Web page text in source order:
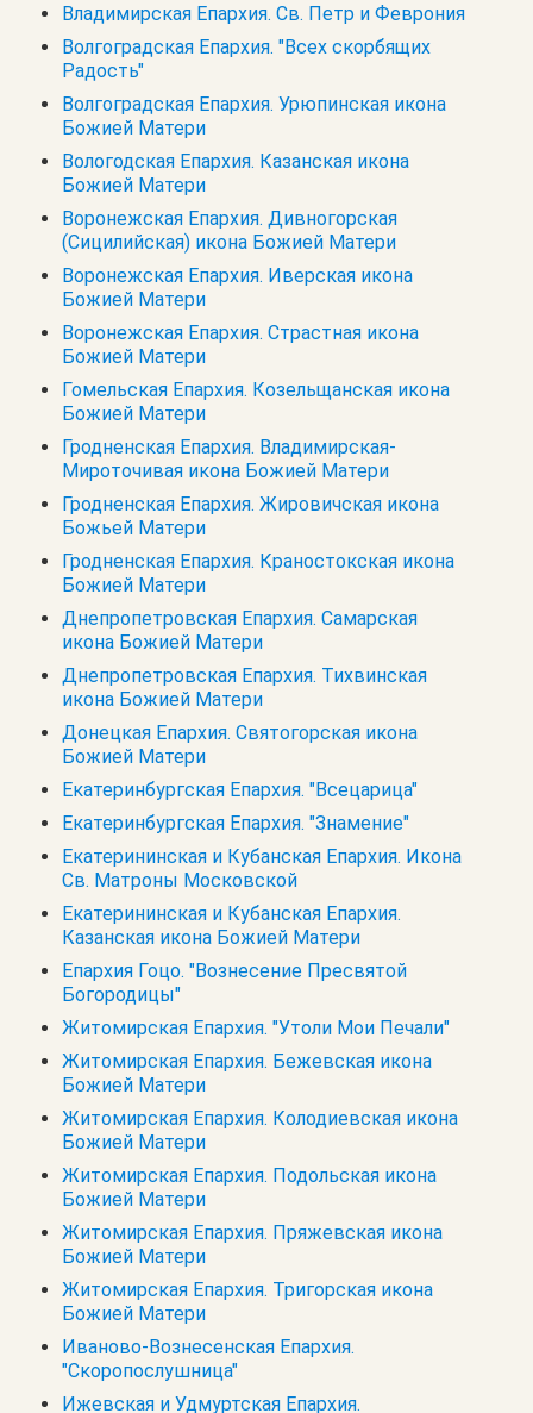
Владимирская Епархия. Св. Петр и Феврония
Волгоградская Епархия. "Всех скорбящих
Радость"
Волгоградская Епархия. Урюпинская икона
Божией Матери
Вологодская Епархия. Казанская икона
Божией Матери
Воронежская Епархия. Дивногорская
(Сицилийская) икона Божией Матери
Воронежская Епархия. Иверская икона
Божией Матери
Воронежская Епархия. Страстная икона
Божией Матери
Гомельская Епархия. Козельщанская икона
Божией Матери
Гродненская Епархия. Владимирская-
Мироточивая икона Божией Матери
Гродненская Епархия. Жировичская икона
Божьей Матери
Гродненская Епархия. Краностокская икона
Божией Матери
Днепропетровская Епархия. Самарская
икона Божией Матери
Днепропетровская Епархия. Тихвинская
икона Божией Матери
Донецкая Епархия. Святогорская икона
Божией Матери
Екатеринбургская Епархия. "Всецарица"
Екатеринбургская Епархия. "Знамение"
Екатерининская и Кубанская Епархия. Икона
Св. Матроны Московской
Екатерининская и Кубанская Епархия.
Казанская икона Божией Матери
Епархия Гоцо. "Вознесение Пресвятой
Богородицы"
Житомирская Епархия. "Утоли Мои Печали"
Житомирская Епархия. Бежевская икона
Божией Матери
Житомирская Епархия. Колодиевская икона
Божией Матери
Житомирская Епархия. Подольская икона
Божией Матери
Житомирская Епархия. Пряжевская икона
Божией Матери
Житомирская Епархия. Тригорская икона
Божией Матери
Иваново-Вознесенская Епархия.
"Скоропослушница"
Ижевская и Удмуртская Епархия.